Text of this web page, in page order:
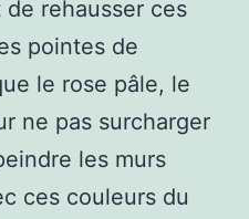
rehausser ces
pointes de
le rose pâle, le
ne pas surcharger
les murs
ces couleurs du